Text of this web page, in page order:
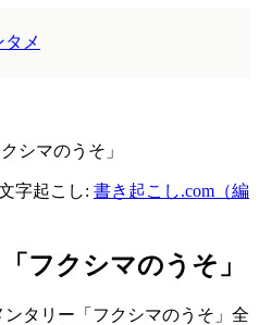
タメ
シマのうそ」
字起こし: 書き起こし.com（編
フクシマのうそ」
タリー「フクシマのうそ」全